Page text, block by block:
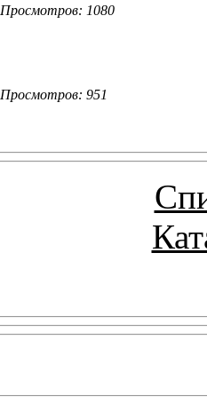
Просмотров: 1080
Просмотров: 951